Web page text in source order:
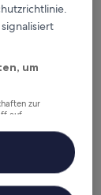
um
zur
auf
von Inhalten,
von